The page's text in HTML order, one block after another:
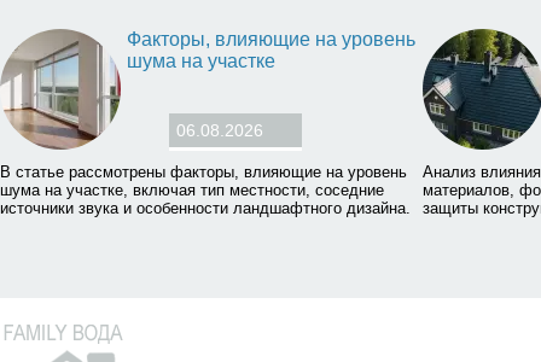
Факторы, влияющие на уровень
шума на участке
06.08.2026
В статье рассмотрены факторы, влияющие на уровень
шума на участке, включая тип местности, соседние
источники звука и особенности ландшафтного дизайна.
Анализ
материалов,
защиты